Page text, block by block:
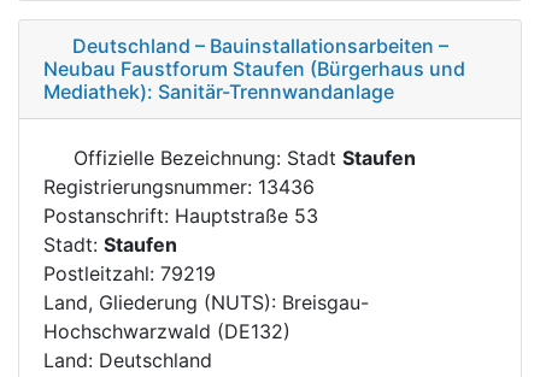
Deutschland – Bauinstallationsarbeiten –
Neubau Faustforum Staufen (Bürgerhaus und
Mediathek): Sanitär-Trennwandanlage
Offizielle Bezeichnung: Stadt Staufen
Registrierungsnummer: 13436
Postanschrift: Hauptstraße 53
Stadt: Staufen
Postleitzahl: 79219
Land, Gliederung (NUTS): Breisgau-
Hochschwarzwald (DE132)
Land: Deutschland